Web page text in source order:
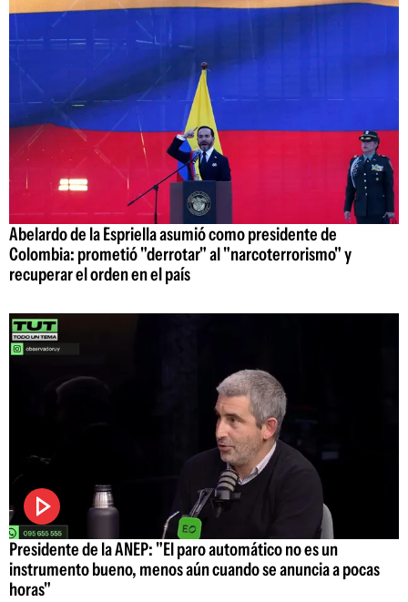
Abelardo de la Espriella asumió como presidente de
Colombia: prometió "derrotar" al "narcoterrorismo" y
recuperar el orden en el país
Presidente de la ANEP: "El paro automático no es un
instrumento bueno, menos aún cuando se anuncia a pocas
horas"